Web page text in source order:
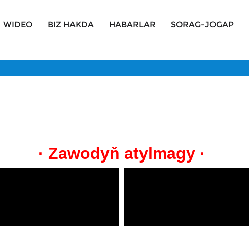
WIDEO BIZ HAKDA HABARLAR SORAG-JOGAP
· Zawodyň atylmagy ·